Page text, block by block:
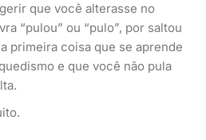
que você alterasse no
“pulou” ou “pulo”, por saltou
primeira coisa que se aprende
e que você não pula